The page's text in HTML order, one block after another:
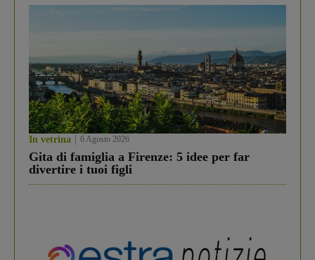
In vetrina 6 Agosto 2026
Gita di famiglia a Firenze: 5 idee per far
divertire i tuoi figli